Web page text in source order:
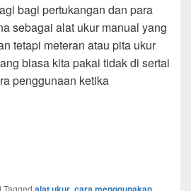
bagi pertukangan dan para
sebagai alat ukur manual yang
tetapi meteran atau pita ukur
biasa kita pakai tidak di sertai
penggunaan ketika
Alat Meteran Lebih Dekat